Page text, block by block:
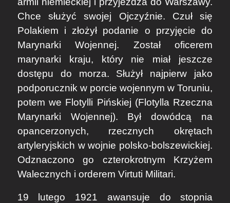
Chce służyć swojej Ojczyźnie. Czuł się
Polakiem i złożył podanie o przyjęcie do
Marynarki Wojennej. Został oficerem
marynarki kraju, który nie miał jeszcze
dostępu do morza. Służył najpierw jako
podporucznik w porcie wojennym w Toruniu,
potem we Flotylli Pińskiej (Flotylla Rzeczna
Marynarki Wojennej). Był dowódcą na
opancerzonych, rzecznych okrętach
artyleryjskich w wojnie polsko-bolszewickiej.
Odznaczono go czterokrotnym Krzyżem
Walecznych i orderem Virtuti Militari.
19 lutego 1921 awansuje do stopnia